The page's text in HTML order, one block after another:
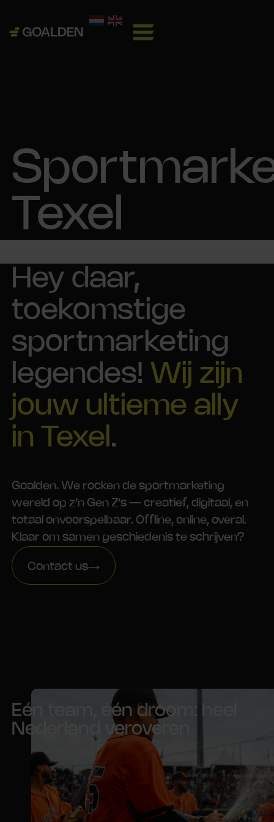
Texel
Hey daar,
toekomstige
sportmarketing
legendes! Wij zijn
jouw ultieme ally
in Texel .
Goalden. We rocken de sportmarketing
wereld op z’n Gen Z’s — creatief, digitaal, en
totaal onvoorspelbaar. Offline, online, overal.
Klaar om samen geschiedenis te schrijven?
Contact us
Eén team, één droom: heel
Nederland veroveren